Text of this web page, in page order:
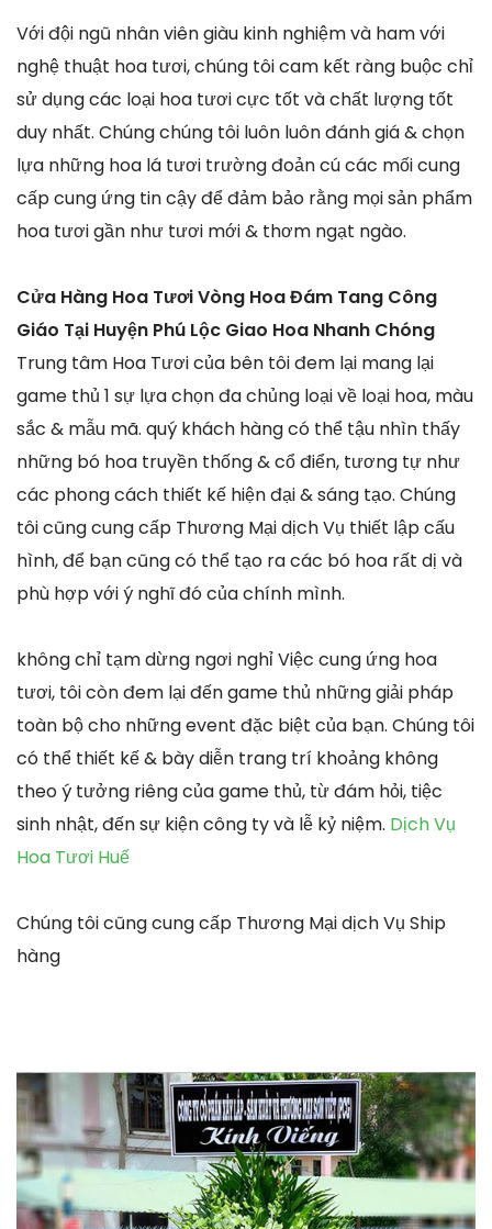
Với đội ngũ nhân viên giàu kinh nghiệm và ham với
nghệ thuật hoa tươi, chúng tôi cam kết ràng buộc chỉ
sử dụng các loại hoa tươi cực tốt và chất lượng tốt
duy nhất. Chúng chúng tôi luôn luôn đánh giá & chọn
lựa những hoa lá tươi trường đoản cú các mối cung
cấp cung ứng tin cậy để đảm bảo rằng mọi sản phẩm
hoa tươi gần như tươi mới & thơm ngạt ngào.
Cửa Hàng Hoa Tươi Vòng Hoa Đám Tang Công
Giáo Tại Huyện Phú Lộc Giao Hoa Nhanh Chóng
Trung tâm Hoa Tươi của bên tôi đem lại mang lại
game thủ 1 sự lựa chọn đa chủng loại về loại hoa, màu
sắc & mẫu mã. quý khách hàng có thể tậu nhìn thấy
những bó hoa truyền thống & cổ điển, tương tự như
các phong cách thiết kế hiện đại & sáng tạo. Chúng
tôi cũng cung cấp Thương Mại dịch Vụ thiết lập cấu
hình, để bạn cũng có thể tạo ra các bó hoa rất dị và
phù hợp với ý nghĩ đó của chính mình.
không chỉ tạm dừng ngơi nghỉ Việc cung ứng hoa
tươi, tôi còn đem lại đến game thủ những giải pháp
toàn bộ cho những event đặc biệt của bạn. Chúng tôi
có thể thiết kế & bày diễn trang trí khoảng không
theo ý tưởng riêng của game thủ, từ đám hỏi, tiệc
sinh nhật, đến sự kiện công ty và lễ kỷ niệm. Dịch Vụ
Hoa Tươi Huế
Chúng tôi cũng cung cấp Thương Mại dịch Vụ Ship
hàng